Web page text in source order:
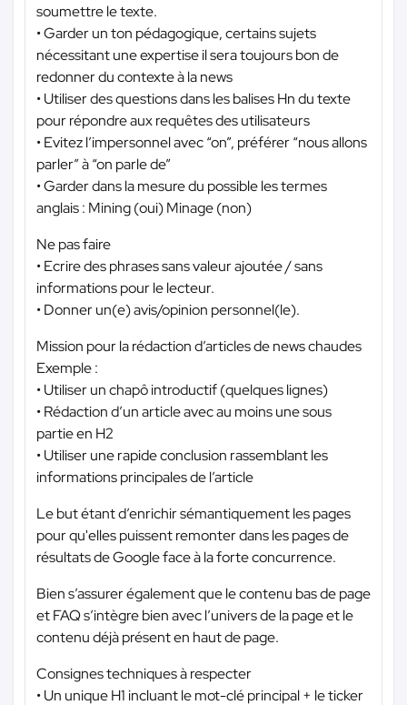
soumettre le texte.
• Garder un ton pédagogique, certains sujets
nécessitant une expertise il sera toujours bon de
redonner du contexte à la news
• Utiliser des questions dans les balises Hn du texte
pour répondre aux requêtes des utilisateurs
• Evitez l’impersonnel avec “on”, préférer “nous allons
parler” à “on parle de”
• Garder dans la mesure du possible les termes
anglais : Mining (oui) Minage (non)
Ne pas faire
• Ecrire des phrases sans valeur ajoutée / sans
informations pour le lecteur.
• Donner un(e) avis/opinion personnel(le).
Mission pour la rédaction d’articles de news chaudes
Exemple :
• Utiliser un chapô introductif (quelques lignes)
• Rédaction d’un article avec au moins une sous
partie en H2
• Utiliser une rapide conclusion rassemblant les
informations principales de l’article
Le but étant d’enrichir sémantiquement les pages
pour qu'elles puissent remonter dans les pages de
résultats de Google face à la forte concurrence.
Bien s’assurer également que le contenu bas de page
et FAQ s’intègre bien avec l’univers de la page et le
contenu déjà présent en haut de page.
Consignes techniques à respecter
• Un unique H1 incluant le mot-clé principal + le ticker